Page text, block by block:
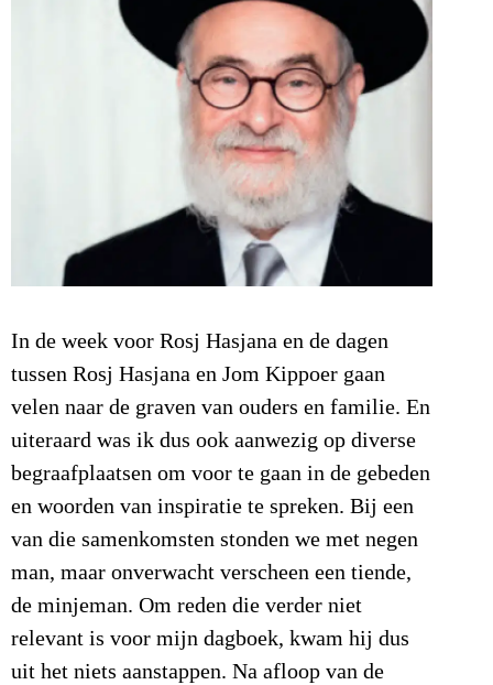
In de week voor Rosj Hasjana en de dagen
tussen Rosj Hasjana en Jom Kippoer gaan
velen naar de graven van ouders en familie. En
uiteraard was ik dus ook aanwezig op diverse
begraafplaatsen om voor te gaan in de gebeden
en woorden van inspiratie te spreken. Bij een
van die samenkomsten stonden we met negen
man, maar onverwacht verscheen een tiende,
de minjeman. Om reden die verder niet
relevant is voor mijn dagboek, kwam hij dus
uit het niets aanstappen. Na afloop van de